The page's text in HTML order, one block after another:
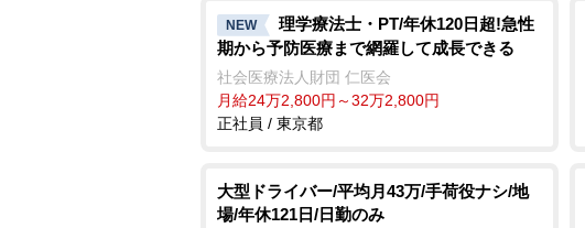
NEW
理学療法士・PT/年休120日超!急性
期から予防医療まで網羅して成長できる
社会医療法人財団 仁医会
月給24万2,800円～32万2,800円
正社員 / 東京都
大型ドライバー/平均月43万/手荷役ナシ/地
場/年休121日/日勤のみ